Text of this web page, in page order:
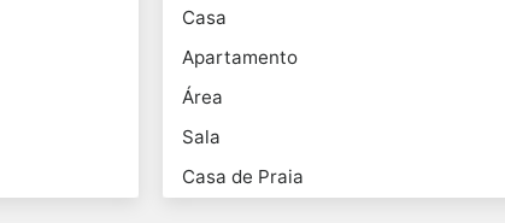
Casa
Apartamento
Área
Sala
Casa de Praia